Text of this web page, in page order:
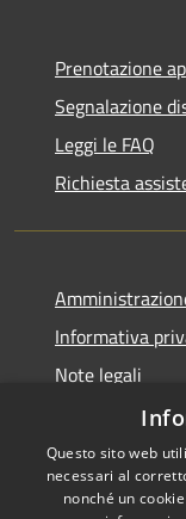
Prenotazione
Segnalazione
Leggi le FAQ
Richiesta
Informativa
Note legali
Dichiarazione
Questo sito web
necessari al
nonché un